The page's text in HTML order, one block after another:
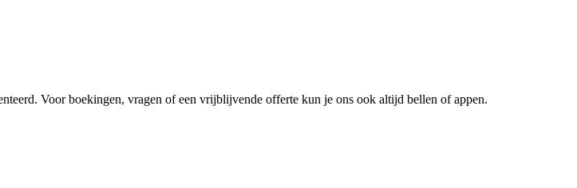
Voor boekingen, vragen of een vrijblijvende offerte kun je ons ook altijd bellen of appen.